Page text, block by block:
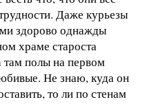
Даже курьезы
здорово однажды
храме староста
там полы на первом
Не знаю, куда он
то ли по стенам